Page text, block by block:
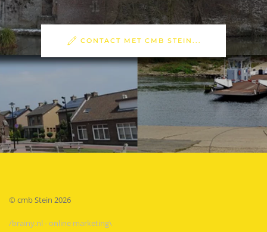
CONTACT MET CMB STEIN...
© cmb Stein 2026
/brainy.nl - online marketing\